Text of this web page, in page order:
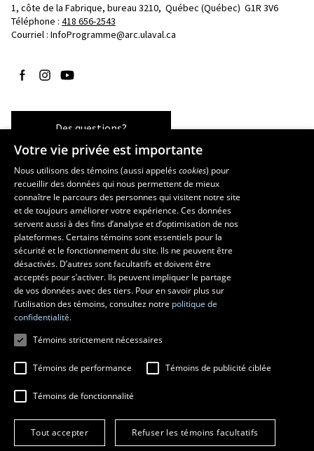
1, côte de la Fabrique, bureau 3210, Québec (Québec)  G1R 3V6
Téléphone : 418 656-2543
Courriel : InfoProgramme@arc.ulaval.ca
Suivez-nous sur Facebook
Suivez-nous sur Instagram
Suivez-nous sur YouTube
Des questions?
Les écoles et la recherche
École d’art
École supérieure d’aménagement du territoire et de développement
régional
École de design
Centre de recherche en aménagement et développement
© 2026 Université Laval
Tous droits réservés
Conditions générales d'utilisation
Votre vie privée est importante
Nous utilisons des témoins (aussi appeléscookies) pour
recueillir des données qui nous permettent de mieux
connaître le parcours des personnes qui visitent notre site
et de toujours améliorer votre expérience. Ces données
servent aussi à des fins d’analyse et d’optimisation de nos
plateformes. Certains témoins sont essentiels pour la
sécurité et le fonctionnement du site. Ils ne peuvent être
désactivés. D’autres sont facultatifs et doivent être
acceptés pour s’activer. Ils peuvent impliquer le partage
de vos données avec des tiers. Pour en savoir plus sur
l’utilisation des témoins, consultez notre politique de
confidentialité.
Témoins strictement nécessaires
Témoins de performance Témoins de publicité ciblée
Témoins de fonctionnalité
Tout accepter Refuser les témoins facultatifs